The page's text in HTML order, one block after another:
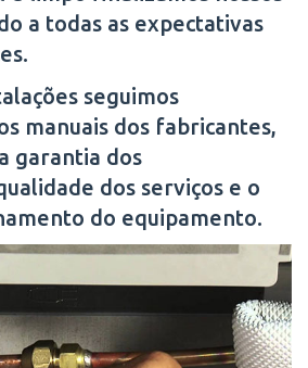
a todas as expectativas
seguimos
manuais dos fabricantes,
garantia dos
dos serviços e o
do equipamento.